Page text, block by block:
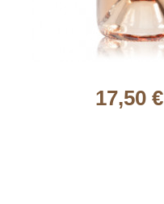
17,50 €